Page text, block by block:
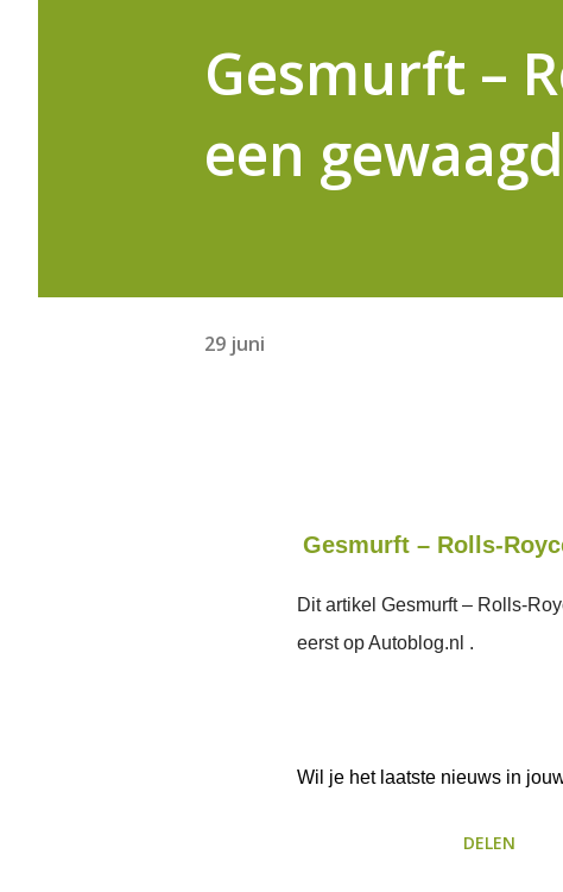
Gesmurft –
een
29 juni
Gesmurft – Rolls-
Dit artikel Gesmurft – Rolls-
eerst op Autoblog.nl .
Wil je het laatste nieuws in
DELEN